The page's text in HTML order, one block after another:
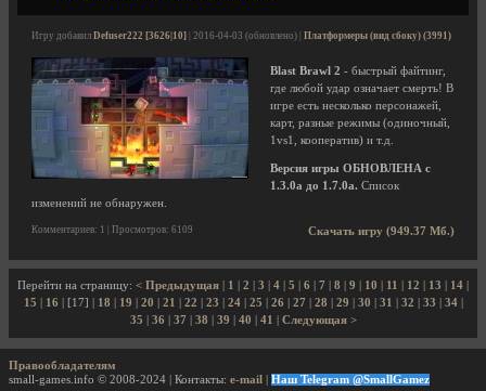
Игру добавил Defuser222 [3626|10] | 2016-04-03 (обновлено) | Платформеры (вид сбоку) (3991)
Blast Brawl 2 - быстрый файтинг,
где любой удар означает смерть! В
игре есть несколько персонажей,
карт, разные режимы (одиночный,
1vs1, кооператив) и т.д.
Версия игры ОБНОВЛЕНА с
1.3.0а до 1.7.0а. Список
изменений не обнаружен.
Скачать игру (949.37 Мб.)
Комментариев: 1 | Просмотров: 6109
Перейти на страницу: < Предыдущая 1 2 3 4 5 6 7 8 9 10 11 12 13 14
15
16 | [17] | 18 19 20 21 22 23 24| 25 26 27 28 29 30 31 32 33 34|
35
36 37 38 39 40 41 Следующая >
Правообладателям
small-games.info © 2008-2024 | Контакты: e-mail Наш Telegram @SmallGamez